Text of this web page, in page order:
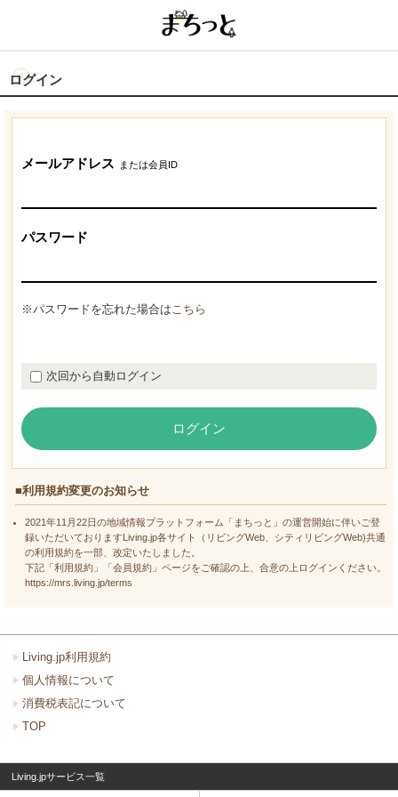
ログイン
メールアドレス または会員ID
パスワード
※パスワードを忘れた場合はこちら
次回から自動ログイン
ログイン
■利用規約変更のお知らせ
2021年11月22日の地域情報プラットフォーム「まちっと」の運営開始に伴いご登
録いただいておりますLiving.jp各サイト（リビングWeb、シティリビングWeb)共通
の利用規約を一部、改定いたしました。
下記「利用規約」「会員規約」ページをご確認の上、合意の上ログインください。
https://mrs.living.jp/terms
Living.jp利用規約
個人情報について
消費税表記について
TOP
Living.jpサービス一覧